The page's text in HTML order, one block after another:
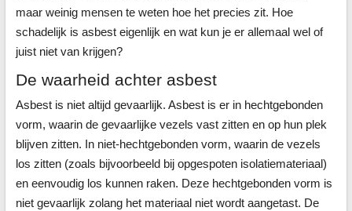
maar weinig mensen te weten hoe het precies zit. Hoe
schadelijk is asbest eigenlijk en wat kun je er allemaal wel of
juist niet van krijgen?
De waarheid achter asbest
Asbest is niet altijd gevaarlijk. Asbest is er in hechtgebonden
vorm, waarin de gevaarlijke vezels vast zitten en op hun plek
blijven zitten. In niet-hechtgebonden vorm, waarin de vezels
los zitten (zoals bijvoorbeeld bij opgespoten isolatiemateriaal)
en eenvoudig los kunnen raken. Deze hechtgebonden vorm is
niet gevaarlijk zolang het materiaal niet wordt aangetast. De